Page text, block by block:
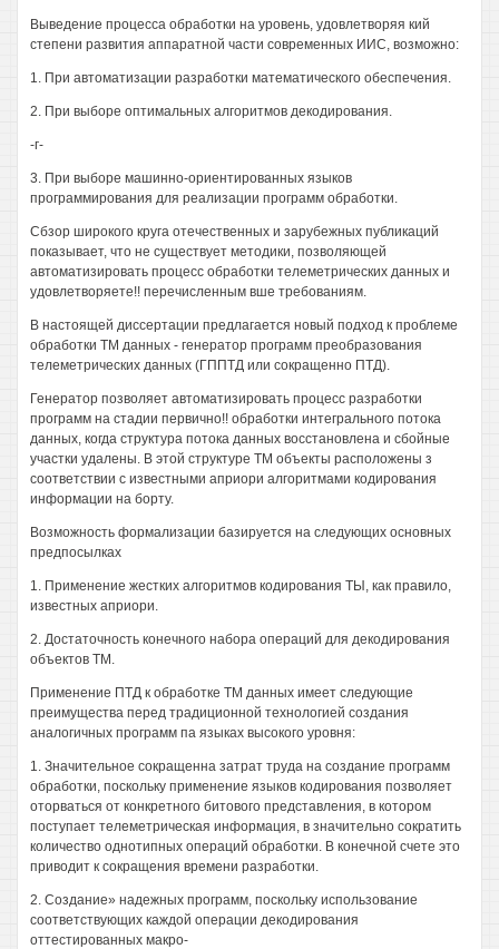
Выведение процесса обработки на уровень, удовлетворяя кий
степени развития аппаратной части современных ИИС, возможно:
1. При автоматизации разработки математического обеспечения.
2. При выборе оптимальных алгоритмов декодирования.
-г-
3. При выборе машинно-ориентированных языков
программирования для реализации программ обработки.
Сбзор широкого круга отечественных и зарубежных публикаций
показывает, что не существует методики, позволяющей
автоматизировать процесс обработки телеметрических данных и
удовлетворяете!! перечисленным вше требованиям.
В настоящей диссертации предлагается новый подход к проблеме
обработки ТМ данных - генератор программ преобразования
телеметрических данных (ГППТД или сокращенно ПТД).
Генератор позволяет автоматизировать процесс разработки
программ на стадии первично!! обработки интегрального потока
данных, когда структура потока данных восстановлена и сбойные
участки удалены. В этой структуре ТМ объекты расположены з
соответствии с известными априори алгоритмами кодирования
информации на борту.
Возможность формализации базируется на следующих основных
предпосылках
1. Применение жестких алгоритмов кодирования ТЫ, как правило,
известных априори.
2. Достаточность конечного набора операций для декодирования
объектов ТМ.
Применение ПТД к обработке ТМ данных имеет следующие
преимущества перед традиционной технологией создания
аналогичных программ па языках высокого уровня:
1. Значительное сокращенна затрат труда на создание программ
обработки, поскольку применение языков кодирования позволяет
оторваться от конкретного битового представления, в котором
поступает телеметрическая информация, в значительно сократить
количество однотипных операций обработки. В конечной счете это
приводит к сокращения времени разработки.
2. Создание» надежных программ, поскольку использование
соответствующих каждой операции декодирования
оттестированных макро-